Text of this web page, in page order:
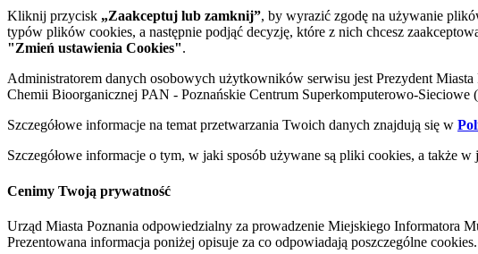
Kliknij przycisk „Zaakceptuj lub zamknij”, by wyrazić zgodę na używanie
typów plików cookies, a następnie podjąć decyzję, które z nich chcesz
"Zmień ustawienia Cookies".
Administratorem danych osobowych użytkowników serwisu jest Prezydent
Chemii Bioorganicznej PAN - Poznańskie Centrum Superkomputerowo-Sieciowe
Szczegółowe informacje na temat przetwarzania Twoich danych znajdują się w
Szczegółowe informacje o tym, w jaki sposób używane są pliki cookies, a także
Cenimy Twoją prywatność
Urząd Miasta Poznania odpowiedzialny za prowadzenie Miejskiego Informatora
Prezentowana informacja poniżej opisuje za co odpowiadają poszczególne